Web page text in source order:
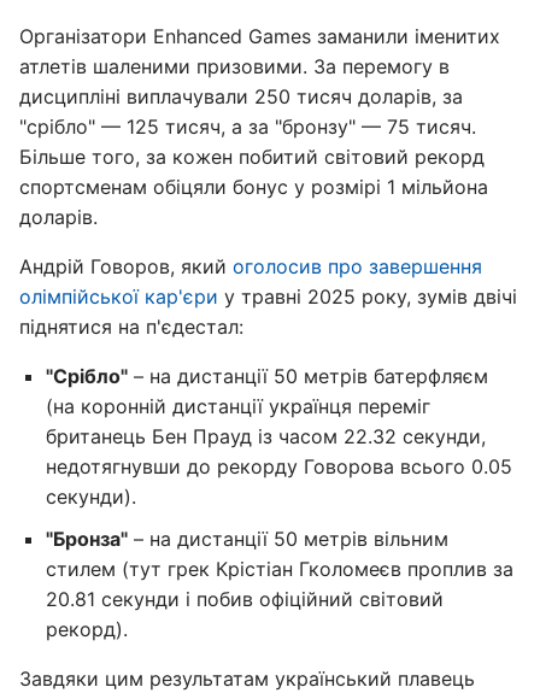
Організатори Enhanced Games заманили іменитих
атлетів шаленими призовими. За перемогу в
дисципліні виплачували 250 тисяч доларів, за
"срібло" — 125 тисяч, а за "бронзу" — 75 тисяч.
Більше того, за кожен побитий світовий рекорд
спортсменам обіцяли бонус у розмірі 1 мільйона
доларів.
Андрій Говоров, який оголосив про завершення
олімпійської кар'єри у травні 2025 року, зумів двічі
піднятися на п'єдестал:
"Срібло" – на дистанції 50 метрів батерфляєм
(на коронній дистанції українця переміг
британець Бен Прауд із часом 22.32 секунди,
недотягнувши до рекорду Говорова всього 0.05
секунди).
"Бронза" – на дистанції 50 метрів вільним
стилем (тут грек Крістіан Гколомеєв проплив за
20.81 секунди і побив офіційний світовий
рекорд).
Завдяки цим результатам український плавець